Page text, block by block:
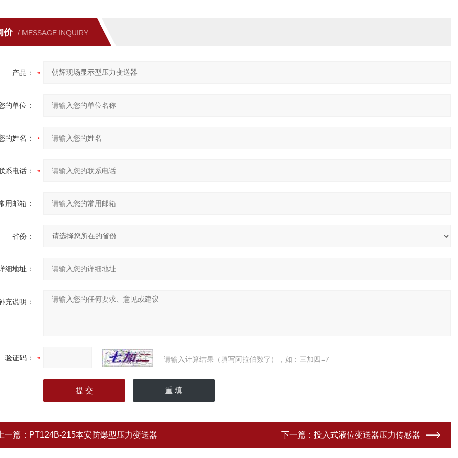
价 / MESSAGE INQUIRY
产品：
的单位：
的姓名：
系电话：
用邮箱：
省份：
细地址：
充说明：
验证码： 请输入计算结果（填写阿拉伯数字），如：三加四=7
一篇： PT124B-215本安防爆型压力变送器 下一篇： 投入式液位变送器压力传感器